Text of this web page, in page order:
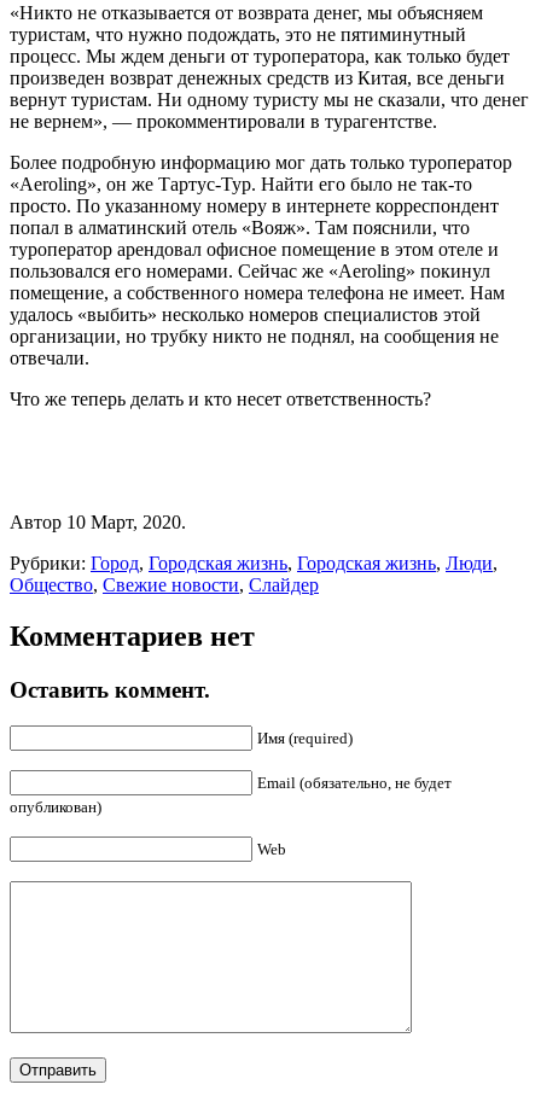
«Никто не отказывается от возврата денег, мы объясняем
туристам, что нужно подождать, это не пятиминутный
процесс. Мы ждем деньги от туроператора, как только будет
произведен возврат денежных средств из Китая, все деньги
вернут туристам. Ни одному туристу мы не сказали, что денег
не вернем», — прокомментировали в турагентстве.
Более подробную информацию мог дать только туроператор
«Aeroling», он же Тартус-Тур. Найти его было не так-то
просто. По указанному номеру в интернете корреспондент
попал в алматинский отель «Вояж». Там пояснили, что
туроператор арендовал офисное помещение в этом отеле и
пользовался его номерами. Сейчас же «Aeroling» покинул
помещение, а собственного номера телефона не имеет. Нам
удалось «выбить» несколько номеров специалистов этой
организации, но трубку никто не поднял, на сообщения не
отвечали.
Что же теперь делать и кто несет ответственность?
Автор 10 Март, 2020.
Рубрики: Город, Городская жизнь, Городская жизнь, Люди,
Общество, Свежие новости, Слайдер
Комментариев нет
Оставить коммент.
Имя (required)
Email (обязательно, не будет
опубликован)
Web